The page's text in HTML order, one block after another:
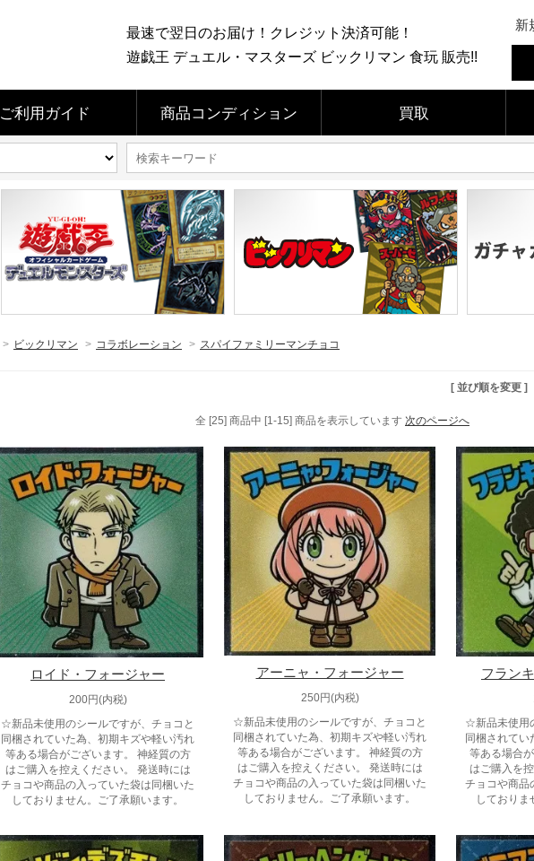
最速で翌日のお届け！クレジット決済可能！
遊戯王 デュエル・マスターズ ビックリマン 食玩 販売!!
新
ご利用ガイド 商品コンディション 買取
> ビックリマン > コラボレーション > スパイファミリーマンチョコ
[ 並び順を変更 ]
全 [25] 商品中 [1-15] 商品を表示しています 次のページへ
ロイド・フォージャー
200円(内税)
☆新品未使用のシールですが、チョコと
同梱されていた為、初期キズや軽い汚れ
等ある場合がございます。 神経質の方
はご購入を控えください。 発送時には
チョコや商品の入っていた袋は同梱いた
しておりません。ご了承願います。
アーニャ・フォージャー
250円(内税)
☆新品未使用のシールですが、チョコと
同梱されていた為、初期キズや軽い汚れ
等ある場合がございます。 神経質の方
はご購入を控えください。 発送時には
チョコや商品の入っていた袋は同梱いた
しておりません。ご了承願います。
フラン
☆新品未使用
同梱されてい
等ある場合
はご購入を
チョコや商品
しておりま